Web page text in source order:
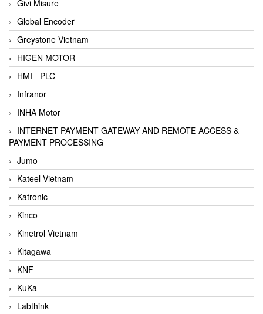
Givi Misure
Global Encoder
Greystone Vietnam
HIGEN MOTOR
HMI - PLC
Infranor
INHA Motor
INTERNET PAYMENT GATEWAY AND REMOTE ACCESS &
PAYMENT PROCESSING
Jumo
Kateel Vietnam
Katronic
Kinco
Kinetrol Vietnam
Kitagawa
KNF
KuKa
Labthink